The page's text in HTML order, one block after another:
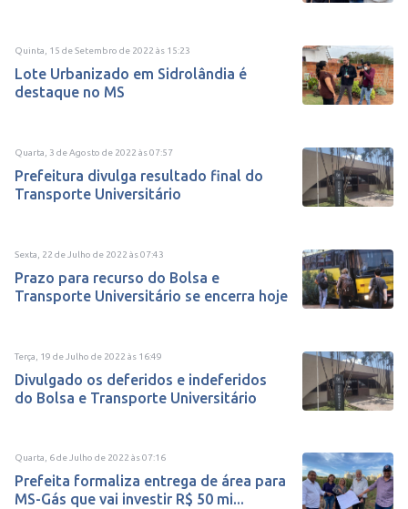
Quinta, 15 de Setembro de 2022 às 15:23
Lote Urbanizado em Sidrolândia é
destaque no MS
Quarta, 3 de Agosto de 2022 às07:57
Prefeitura divulga resultado final do
Transporte Universitário
Sexta, 22 de Julho de 2022 às07:43
Prazo para recurso do Bolsa e
Transporte Universitário se encerra hoje
Terça, 19 de Julho de 2022 às 16:49
Divulgado os deferidos e indeferidos
do Bolsa e Transporte Universitário
Quarta, 6 de Julho de 2022 às07:16
Prefeita formaliza entrega de área para
MS-Gás que vai investir R$ 50 mi...